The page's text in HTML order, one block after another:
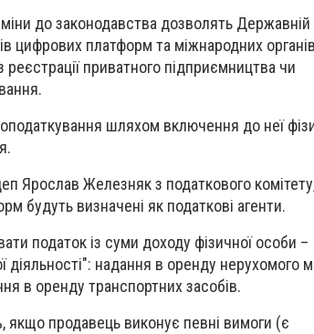
до законодавства дозволять Державній
цифрових платформ та міжнародних
приватного підприємництва чи
шляхом включення до неї
Ярослав Железняк з податкового
будуть визначені як податкові агенти.
податок із суми доходу фізичної особи –
діяльності": надання в оренду нерухомого
в оренду транспортних засобів.
якщо продавець виконує певні вимоги (є